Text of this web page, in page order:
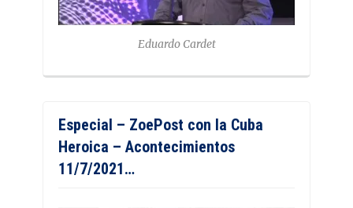
Eduardo Cardet
Especial – ZoePost con la Cuba
Heroica – Acontecimientos
11/7/2021…